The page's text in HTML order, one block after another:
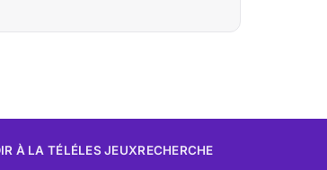
À LA TÉLÉLES JEUXRECHERCHE